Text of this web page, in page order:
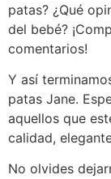
patas? ¿Qué
del bebé?
comentarios!
Y así
patas Jane.
aquellos que
calidad,
No olvides